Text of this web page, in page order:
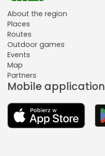
About the region
Places
Routes
Outdoor games
Events
Map
Partners
Mobile application